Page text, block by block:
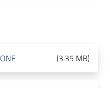
(3.35 MB)